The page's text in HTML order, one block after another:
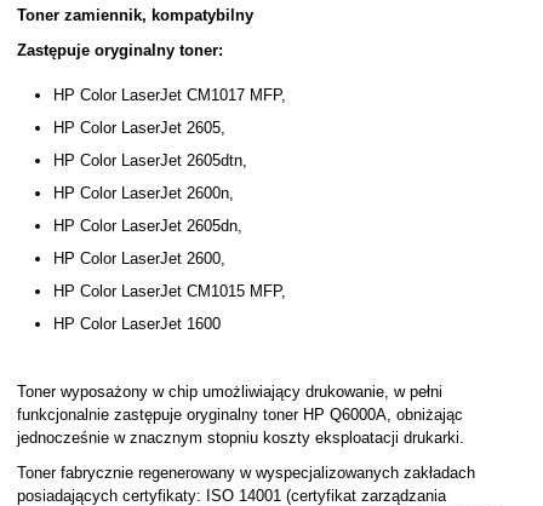
Toner zamiennik, kompatybilny
Zastępuje oryginalny toner:
HP Color LaserJet CM1017 MFP,
HP Color LaserJet 2605,
HP Color LaserJet 2605dtn,
HP Color LaserJet 2600n,
HP Color LaserJet 2605dn,
HP Color LaserJet 2600,
HP Color LaserJet CM1015 MFP,
HP Color LaserJet 1600
Toner wyposażony w chip umożliwiający drukowanie, w pełni
funkcjonalnie zastępuje oryginalny toner HP Q6000A, obniżając
jednocześnie w znacznym stopniu koszty eksploatacji drukarki.
Toner fabrycznie regenerowany w wyspecjalizowanych zakładach
posiadających certyfikaty: ISO 14001 (certyfikat zarządzania